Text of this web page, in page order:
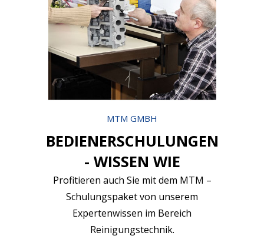
MTM GMBH
BEDIENERSCHULUNGEN
- WISSEN WIE
Profitieren auch Sie mit dem MTM –
Schulungspaket von unserem
Expertenwissen im Bereich
Reinigungstechnik.